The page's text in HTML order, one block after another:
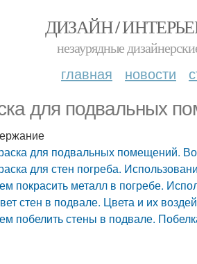
ДИЗАЙН /
незаурядные
главная новости
для подвальных
для подвальных помещений.
для стен погреба.
покрасить металл в погребе.
стен в подвале. Цвета и их
побелить стены в подвале.